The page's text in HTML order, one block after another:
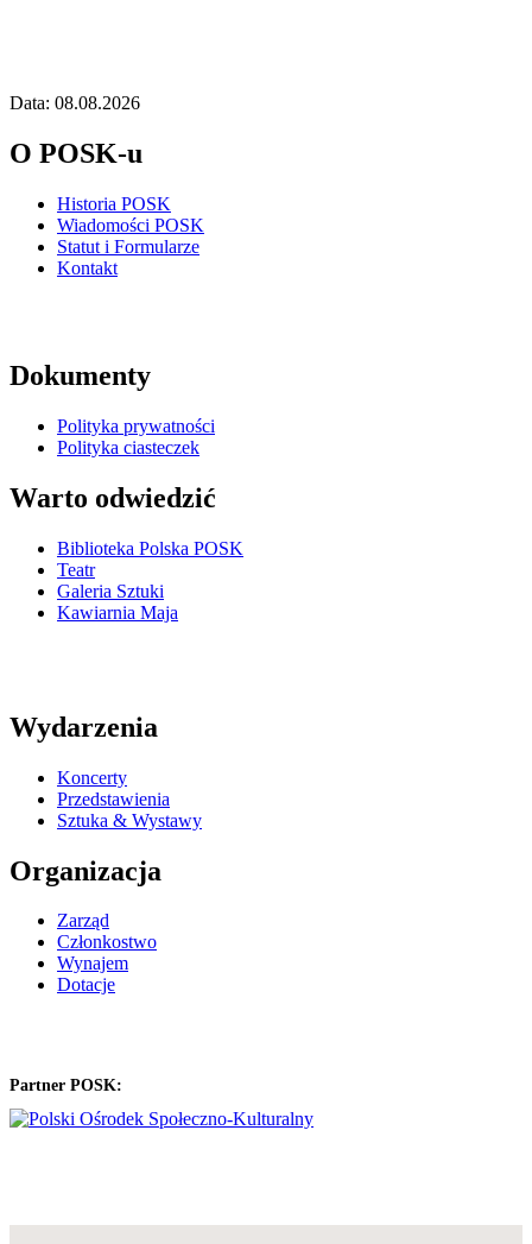
Data: 08.08.2026
O POSK-u
Historia POSK
Wiadomości POSK
Statut i Formularze
Kontakt
Dokumenty
Polityka prywatności
Polityka ciasteczek
Warto odwiedzić
Biblioteka Polska POSK
Teatr
Galeria Sztuki
Kawiarnia Maja
Wydarzenia
Koncerty
Przedstawienia
Sztuka & Wystawy
Organizacja
Zarząd
Członkostwo
Wynajem
Dotacje
Partner POSK: